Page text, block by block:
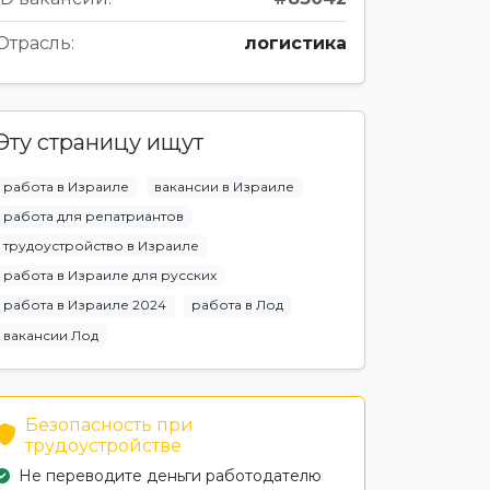
логистика
страницу ищут
работа в Израиле
вакансии в Израиле
работа для репатриантов
трудоустройство в Израиле
работа в Израиле для русских
работа в Израиле 2024
работа в Лод
вакансии Лод
Безопасность при
трудоустройстве
Не переводите деньги работодателю